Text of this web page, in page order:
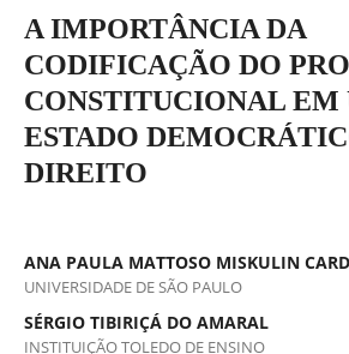
A IMPORTÂNCIA DA
CODIFICAÇÃO DO
CONSTITUCIONAL EM
ESTADO
DIREITO
ANA PAULA MATTOSO MISKULIN
UNIVERSIDADE DE SÃO PAULO
SÉRGIO TIBIRIÇÁ DO AMARAL
INSTITUIÇÃO TOLEDO DE ENSINO